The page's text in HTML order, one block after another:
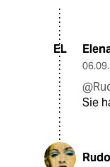
EL
Sie